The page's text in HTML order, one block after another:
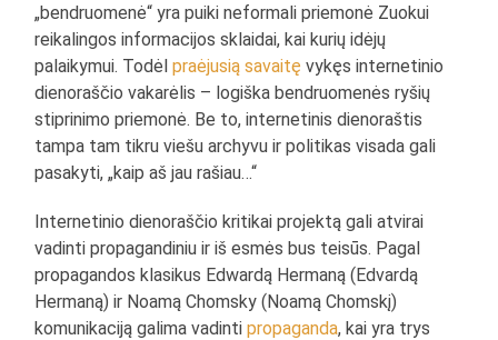
„bendruomenė“ yra puiki neformali priemonė Zuokui
reikalingos informacijos sklaidai, kai kurių idėjų
palaikymui. Todėlpraėjusią savaitę vykęs internetinio
dienoraščio vakarėlis – logiška bendruomenės ryšių
stiprinimo priemonė. Be to, internetinis dienoraštis
tampa tam tikru viešu archyvu ir politikas visada gali
pasakyti, „kaip aš jau rašiau…“
Internetinio dienoraščio kritikai projektą gali atvirai
vadinti propagandiniu ir iš esmės bus teisūs. Pagal
propagandos klasikus Edwardą Hermaną (Edvardą
Hermaną) ir Noamą Chomsky (Noamą Chomskį)
komunikaciją galima vadintipropaganda, kai yra trys